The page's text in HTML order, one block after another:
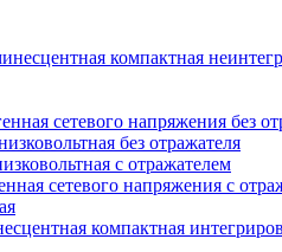
компактная
сетевого напряжения без
без отражателя
с отражателем
сетевого напряжения с
компактная